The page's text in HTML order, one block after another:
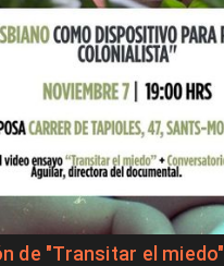
de "Transitar el miedo"